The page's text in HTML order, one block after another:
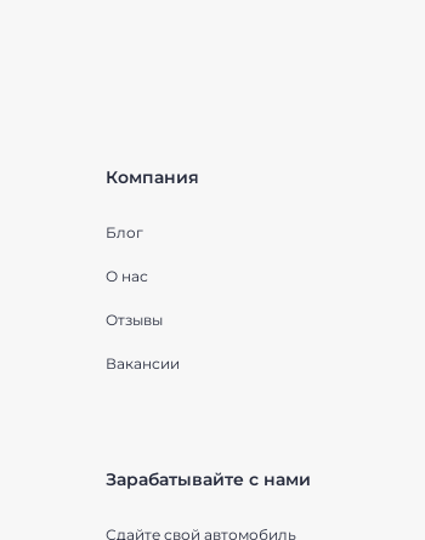
Компания
Блог
О нас
Отзывы
Вакансии
Зарабатывайте с нами
Сдайте свой автомобиль